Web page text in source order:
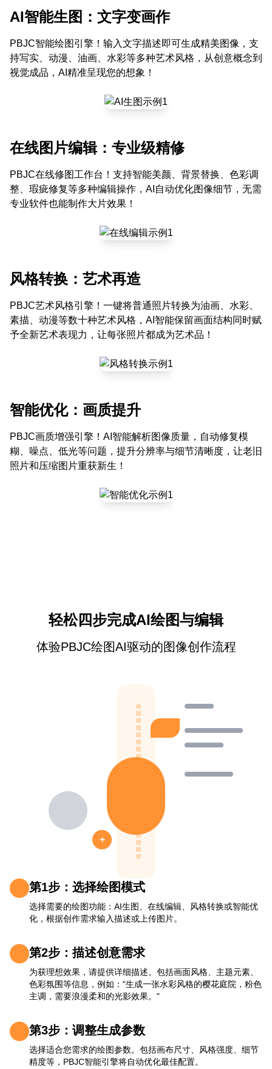
AI智能生图：文字变画作
PBJC智能绘图引擎！输入文字描述即可生成精美图像，支
持写实、动漫、油画、水彩等多种艺术风格，从创意概念到
视觉成品，AI精准呈现您的想象！
在线图片编辑：专业级精修
PBJC在线修图工作台！支持智能美颜、背景替换、色彩调
整、瑕疵修复等多种编辑操作，AI自动优化图像细节，无需
专业软件也能制作大片效果！
风格转换：艺术再造
PBJC艺术风格引擎！一键将普通照片转换为油画、水彩、
素描、动漫等数十种艺术风格，AI智能保留画面结构同时赋
予全新艺术表现力，让每张照片都成为艺术品！
智能优化：画质提升
PBJC画质增强引擎！AI智能解析图像质量，自动修复模
糊、噪点、低光等问题，提升分辨率与细节清晰度，让老旧
照片和压缩图片重获新生！
轻松四步完成AI绘图与编辑
体验PBJC绘图AI驱动的图像创作流程
+
第1步：选择绘图模式
选择需要的绘图功能：AI生图、在线编辑、风格转换或智能优
化，根据创作需求输入描述或上传图片。
第2步：描述创意需求
为获理想效果，请提供详细描述。包括画面风格、主题元素、
色彩氛围等信息，例如："生成一张水彩风格的樱花庭院，粉色
主调，需要浪漫柔和的光影效果。"
第3步：调整生成参数
选择适合您需求的绘图参数。包括画布尺寸、风格强度、细节
精度等，PBJC智能引擎将自动优化最佳配置。